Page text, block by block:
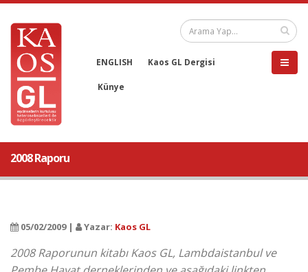
ENGLISH Kaos GL Dergisi
Künye
2008 Raporu
05/02/2009 | Yazar: Kaos GL
2008 Raporunun kitabı Kaos GL, Lambdaistanbul ve